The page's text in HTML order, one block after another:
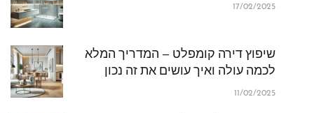
17/02/2025
שיפוץ דירה קומפלט – המדריך המלא
לכמה עולה ואיך עושים את זה נכון
11/02/2025